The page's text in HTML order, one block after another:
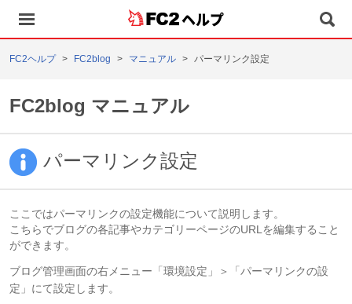
ヘルプ
FC2ヘルプ FC2blog マニュアル パーマリンク設定
FC2blog マニュアル
パーマリンク設定
ここではパーマリンクの設定機能について説明します。
こちらでブログの各記事やカテゴリーページのURLを編集すること
ができます。
ブログ管理画面の右メニュー「環境設定」＞「パーマリンクの設
定」にて設定します。